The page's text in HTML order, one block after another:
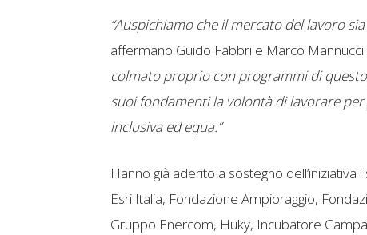
“Auspichiamo che il mercato del lavoro
affermano Guido Fabbri e Marco Mannucci
colmato proprio con programmi di
suoi fondamenti la volontà di lavorare
inclusiva ed equa.”
Hanno già aderito a sostegno
Esri Italia, Fondazione Ampioraggio,
Gruppo Enercom, Huky, Incubatore